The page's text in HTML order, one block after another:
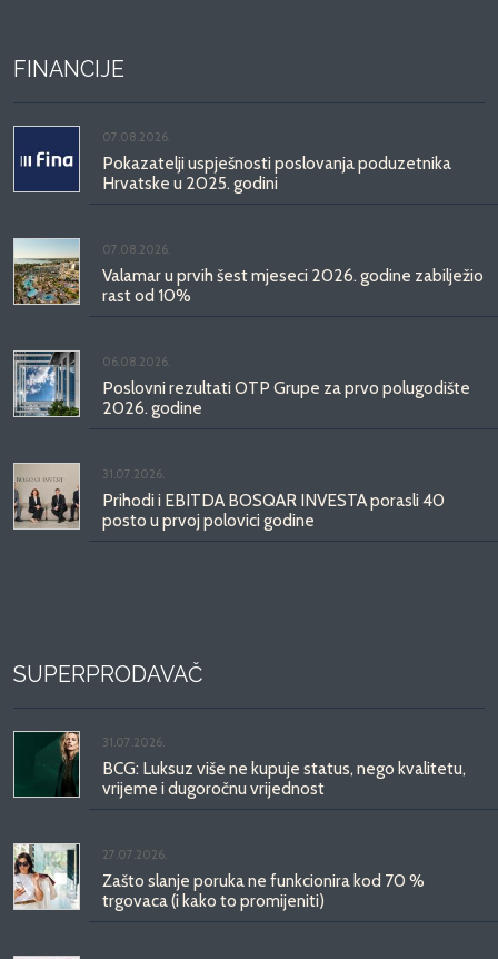
FINANCIJE
07.08.2026.
Pokazatelji uspješnosti poslovanja poduzetnika
Hrvatske u 2025. godini
07.08.2026.
Valamar u prvih šest mjeseci 2026. godine zabilježio
rast od 10%
06.08.2026.
Poslovni rezultati OTP Grupe za prvo polugodište
2026. godine
31.07.2026.
Prihodi i EBITDA BOSQAR INVESTA porasli 40
posto u prvoj polovici godine
SUPERPRODAVAČ
31.07.2026.
BCG: Luksuz više ne kupuje status, nego kvalitetu,
vrijeme i dugoročnu vrijednost
27.07.2026.
Zašto slanje poruka ne funkcionira kod 70 %
trgovaca (i kako to promijeniti)